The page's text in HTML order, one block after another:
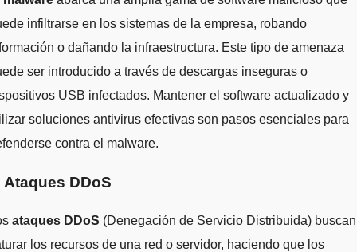
infiltrarse en los sistemas de la empresa, robando
o dañando la infraestructura. Este tipo de amenaza
ser introducido a través de descargas inseguras o
USB infectados. Mantener el software actualizado y
soluciones antivirus efectivas son pasos esenciales para
contra el malware.
Ataques DDoS
ataques DDoS (Denegación de Servicio Distribuida) buscan
los recursos de una red o servidor, haciendo que los